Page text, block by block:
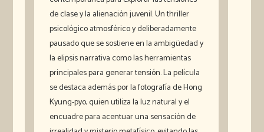
de clase y la alienación juvenil. Un thriller
psicológico atmosférico y deliberadamente
pausado que se sostiene en la ambigüedad y
la elipsis narrativa como las herramientas
principales para generar tensión. La película
se destaca además por la fotografía de Hong
Kyung-pyo, quien utiliza la luz natural y el
encuadre para acentuar una sensación de